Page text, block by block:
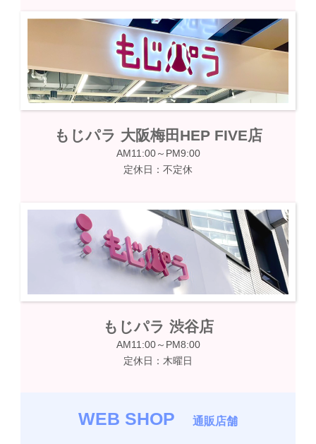
もじパラ 大阪梅田HEP FIVE店
AM11:00～PM9:00
定休日：不定休
もじパラ 渋谷店
AM11:00～PM8:00
定休日：木曜日
WEB SHOP 通販店舗